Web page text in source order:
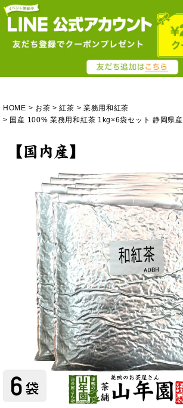
HOME お茶 紅茶
業務用和紅茶
国産 100% 業務用和紅茶 1kg×6袋セット 静岡県産